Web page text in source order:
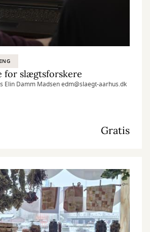
for slægtsforskere
Elin Damm Madsen edm@slaegt-aarhus.dk
Gratis